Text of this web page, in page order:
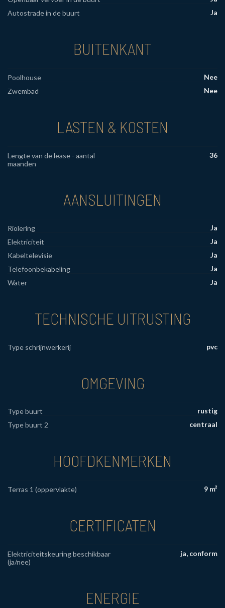
Autostrade in de buurt
Ja
BUITENKANT
Poolhouse
Nee
Zwembad
Nee
LASTEN & KOSTEN
Lengte van de lease - aantal
maanden
36
AANSLUITINGEN
Riolering
Ja
Elektriciteit
Ja
Kabeltelevisie
Ja
Telefoonbekabeling
Ja
Water
Ja
TECHNISCHE UITRUSTING
Type schrijnwerkerij pvc
OMGEVING
Type buurt
rustig
Type buurt 2
centraal
HOOFDKENMERKEN
Terras 1 (oppervlakte) 9 m²
CERTIFICATEN
Elektriciteitskeuring beschikbaar
(ja/nee)
ja, conform
ENERGIE